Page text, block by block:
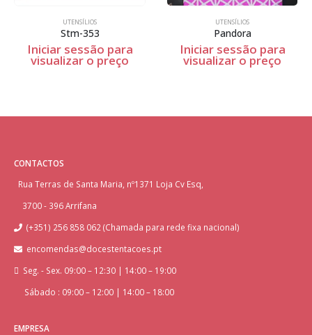
para
preço
Iniciar sessão para
visualizar o preço
DIA DOS NAMORADOS
Iniciar
visualizar
CONTACTOS
Rua Terras de Santa Maria, nº1371 Loja Cv Esq,
3700 - 396 Arrifana
(+351) 256 858 062 (Chamada para rede fixa nacional)
encomendas@docestentacoes.pt
Seg. - Sex. 09:00 – 12:30 | 14:00 – 19:00
Sábado : 09:00 – 12:00 | 14:00 – 18:00
EMPRESA